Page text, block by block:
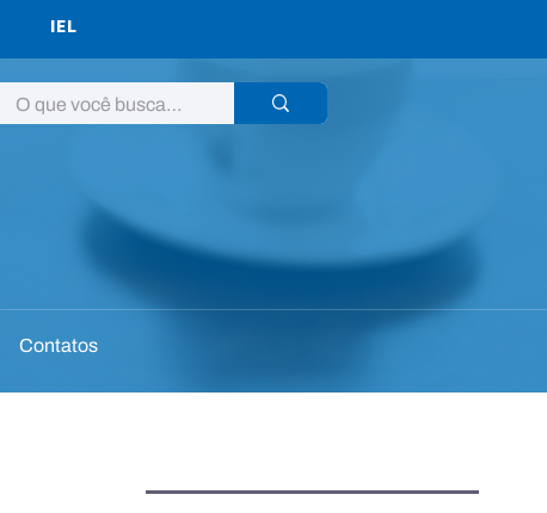
IEL
Contatos